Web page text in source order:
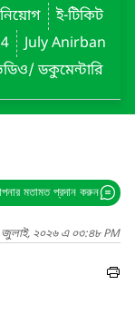
নিয়োগ
ই-টিকিট
July Anirban
ডকুমেন্টারি
মতামত প্রদান করুন
জুলাই, ২০২৬ এ ০৩:৪৮ PM